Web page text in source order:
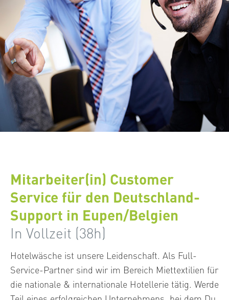
Mitarbeiter(in) Customer
Service für den Deutschland-
Support in Eupen/Belgien
In Vollzeit (38h)
Hotelwäsche ist unsere Leidenschaft. Als Full-
Service-Partner sind wir im Bereich Miettextilien für
die nationale & internationale Hotellerie tätig. Werde